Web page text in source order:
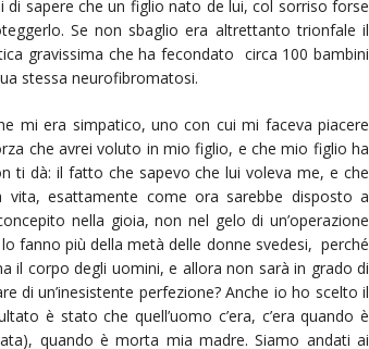
sapere che un figlio nato de lui, col sorriso forse
Se non sbaglio era altrettanto trionfale il
gravissima che ha fecondato circa 100 bambini
stessa neurofibromatosi.
mi era simpatico, uno con cui mi faceva piacere
che avrei voluto in mio figlio, e che mio figlio ha
ti dà: il fatto che sapevo che lui voleva me, e che
esattamente come ora sarebbe disposto a
nella gioia, non nel gelo di un’operazione
fanno più della metà delle donne svedesi, perché
il corpo degli uomini, e allora non sarà in grado di
di un’inesistente perfezione? Anche io ho scelto il
è stato che quell’uomo c’era, c’era quando è
quando è morta mia madre. Siamo andati ai